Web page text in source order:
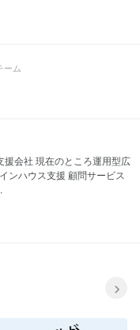
ーム
会社 現在のところ運用型広
ンハウス支援 顧問サービス